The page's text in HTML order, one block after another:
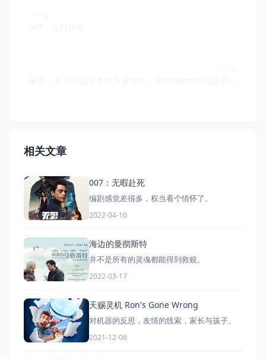
相关文章
007：无暇赴死
编剧感觉差很多，权当看个情怀了。
2022-04-10
海边的曼彻斯特
并不是所有的灵魂都能得到救赎。
2022-03-17
天赐灵机 Ron's Gone Wrong
对机器的反思，友情的线索，家长与孩子。
2021-12-06